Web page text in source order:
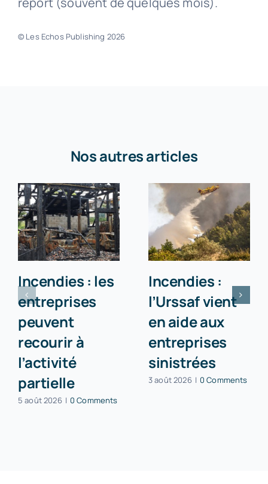
© Les Echos Publishing 2026
Nos autres articles
Incendies : les
entreprises
peuvent
recourir à
l’activité
partielle
5 août 2026 | 0 Comments
Incendies :
l’Urssaf vient
en aide aux
entreprises
sinistrées
3 août 2026 | 0 Comments